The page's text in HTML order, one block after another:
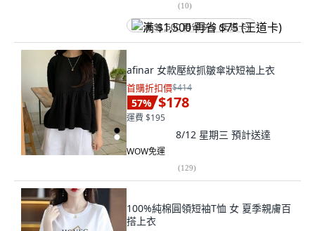
(10)
满 $1,500 再省 $75 (王道卡)
afinar 女款壓紋抓皺傘狀短袖上衣
首購折扣價$414
57% $178
運費 $195
8/12 星期三 預計送達
WOW免運
(129)
100%純棉圓領短袖T恤 女 夏季親膚百
搭上衣